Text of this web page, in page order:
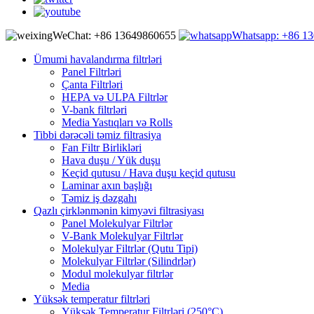
WeChat: +86 13649860655
Whatsapp: +86
Ümumi havalandırma filtrləri
Panel Filtrləri
Çanta Filtrləri
HEPA və ULPA Filtrlər
V-bank filtrləri
Media Yastıqları və Rolls
Tibbi dərəcəli təmiz filtrasiya
Fan Filtr Birlikləri
Hava duşu / Yük duşu
Keçid qutusu / Hava duşu keçid qutusu
Laminar axın başlığı
Təmiz iş dəzgahı
Qazlı çirklənmənin kimyəvi filtrasiyası
Panel Molekulyar Filtrlər
V-Bank Molekulyar Filtrlər
Molekulyar Filtrlər (Qutu Tipi)
Molekulyar Filtrlər (Silindrlər)
Modul molekulyar filtrlər
Media
Yüksək temperatur filtrləri
Yüksək Temperatur Filtrləri (250°C)